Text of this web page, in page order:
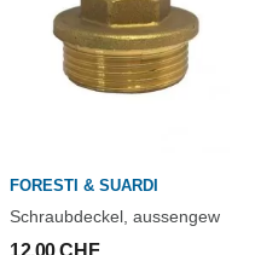
FORESTI & SUARDI
Schraubdeckel, aussengew
12,00 CHF